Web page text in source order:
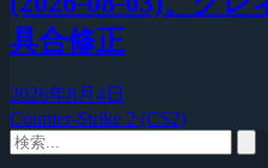
具合修正
2026年8月4日
Counter-Strike 2 (CS2)